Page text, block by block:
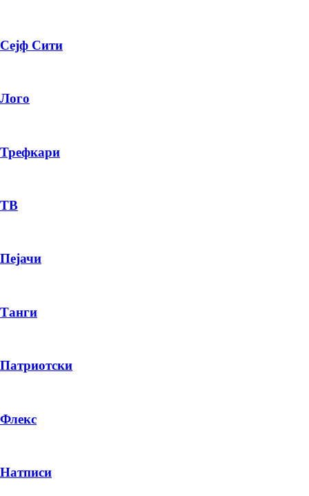
Сејф Сити
Лого
Трефкари
ТВ
Пејачи
Танги
Патриотски
Флекс
Натписи